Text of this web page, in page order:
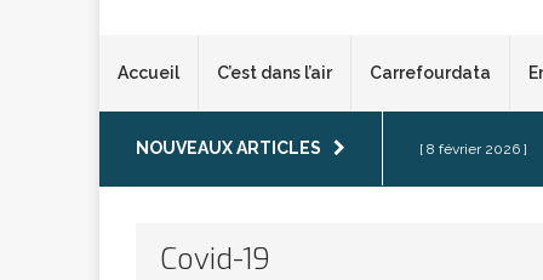
Accueil C’est dans l’air Carrefourdata
NOUVEAUX ARTICLES [ 8 février 2026 ]
Covid-19